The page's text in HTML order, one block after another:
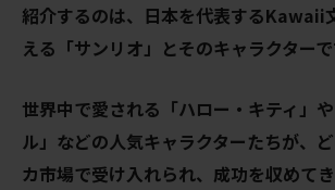
紹介するのは、日本を代表するKawaii
える「サンリオ 」とそのキャラクターで
世界中で愛される「ハロー・キティ」
ル」などの人気キャラクターたちが、
カ市場で受け入れられ、成功を収めて